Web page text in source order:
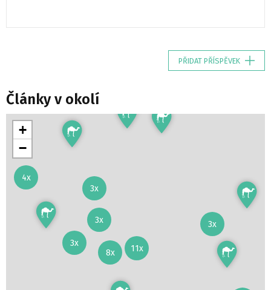
PŘIDAT PŘÍSPĚVEK
Články v okolí
4x
3x
3x
3x
3x
11x
8x
+
−